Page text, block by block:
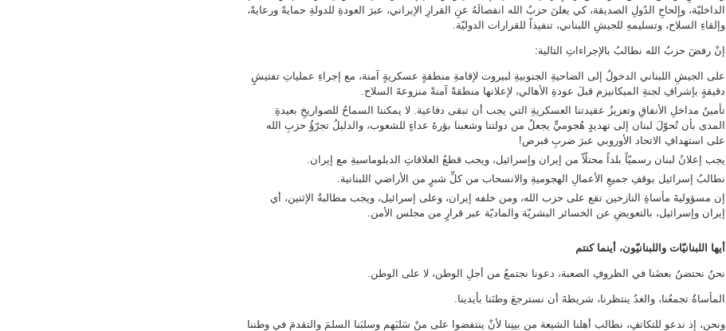
الداخليّة، وإِلحاحِ الدُولِ الصديقة، كي يعلنَ حزبُ الله انفصالَهُ عنِ القرارِ الإيراني، عبرَ العودةِ للدولةِ حمايةً ورعايةً،
وإلقاءِ السلاح، وتسليمهِ للجيشِ اللبناني، تنفيذاً للقرارات الدوليّة.
إنْ رفضَ حزبُ الله نطالبُ بالإجراءاتِ التالية:
على الجيشِ اللبناني الدخولُ إلى الضاحيةِ الجنوبيةِ لبيروت لإقامةِ منطقةٍ عسكريةٍ آمنة، مع إجراءِ عملياتِ تفتيشٍ
دقيقةٍ بإشرافِ لجنةِ الميكانيزم قبلَ عودةِ الأهالي، لإعلانها منطقةً آمنةً منزوعةَ السلاح.
تأمينُ مداخلِ الأنفاقِ وتعزيزُ عقيدتنا العسكريةِ التي يجب أن تبقى دفاعية. لا يمكننا السماحُ للصواريخِ بعيدةِ
المدى بأن تُحوّلَ لبنان إلى تهديدٍ هُجوميٍّ يجعلُ من دولتنا وشعبنا بؤرةَ عداءٍ للشعوب، والدليلُ تجرّؤُ حزبِ الله
على استهدافِ الاتحاد الأوروبي عبرَ ضربِ قبرص!
يجب إعلانُ لبنان رسميّاً بلداً محتلّاً من إيران وإسرائيل، ويجب قطعُ العلاقاتِ الدبلوماسيةِ مع إيران.
نطالبُ إسرائيل بوقفِ جميعِ الأعمالِ الهجوميةِ والانسحاب من كلِّ شبرٍ من الأراضي اللبنانية.
إن مسؤوليةَ مأساةِ النازحين تقع على حزب الله، ومن خلفه إيران، وعلى إسرائيل، ويجب مطالبةُ الإثنين، أي
إيران وإسرائيل، بالتعويضِ عن الخسائر البشريّة والماديّة عبر قرارٍ من مجلس الأمن.
أيها اللبنانيّات واللبنانيّون، أينما كنتم
نحنُ نحتضنُ بعضَنا في الظروفِ الصعبة، دعونا نجتمعُ من أجلِ الوطن، لا على الوطن.
المأساةُ تجمعُنا، والغدُ ينتظرنا، شريطةَ أن نسترجعَ وطنَنا بأيدينا.
ونحن، إذ ندعو للتكاتفِ، نطالب أهلنا الشيعة من بينِنا لأنْ ينتفضوا على منْ سَلبَهم وسلبَنا السلمَ والتقدمَ في وطننا